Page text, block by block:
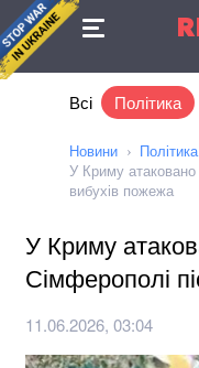
Угода
Всі Політика
Новини
Політика
У Криму
вибухів пожежа
У Криму
Сімферополі
11.06.2026, 03:04